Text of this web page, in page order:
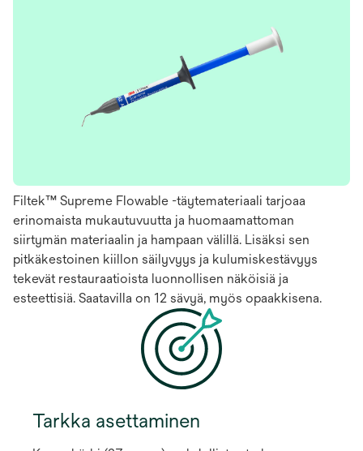
Filtek™ Supreme Flowable -täytemateriaali tarjoaa
erinomaista mukautuvuutta ja huomaamattoman
siirtymän materiaalin ja hampaan välillä. Lisäksi sen
pitkäkestoinen kiillon säilyvyys ja kulumiskestävyys
tekevät restauraatioista luonnollisen näköisiä ja
esteettisiä. Saatavilla on 12 sävyä, myös opaakkisena.
Tarkka asettaminen